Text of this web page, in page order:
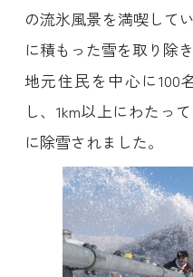
の流氷風景を満喫して
に積もった雪を取り除き
地元住民を中心に100
し、1km以上にわたっ
に除雪されました。